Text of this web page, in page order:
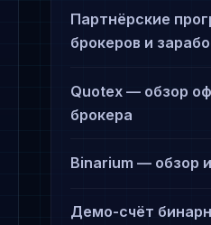
Партнёрские
брокеров и
Quotex — обзор
брокера
Binarium — обзор
Демо-счёт